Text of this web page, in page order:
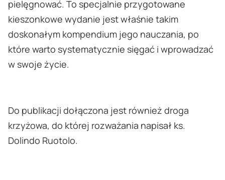
pielęgnować. To specjalnie przygotowane
kieszonkowe wydanie jest właśnie takim
doskonałym kompendium jego nauczania, po
które warto systematycznie sięgać i wprowadzać
w swoje życie.
Do publikacji dołączona jest również droga
krzyżowa, do której rozważania napisał ks.
Dolindo Ruotolo.